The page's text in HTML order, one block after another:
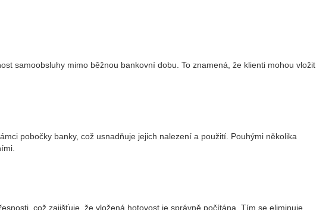
samoobsluhy mimo běžnou bankovní dobu. To znamená, že klienti mohou vložit
pobočky banky, což usnadňuje jejich nalezení a použití. Pouhými několika
což zajišťuje, že vložená hotovost je správně počítána. Tím se eliminuje